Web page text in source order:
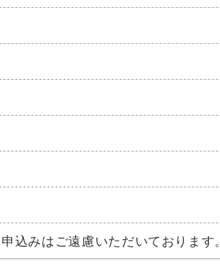
込みはご遠慮いただいております。